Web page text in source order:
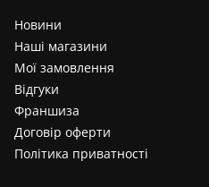
Новини
Наші магазини
Мої замовлення
Відгуки
Франшиза
Договір оферти
Політика приватності